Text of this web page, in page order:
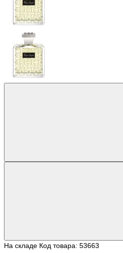
На складе Код товара: 53663